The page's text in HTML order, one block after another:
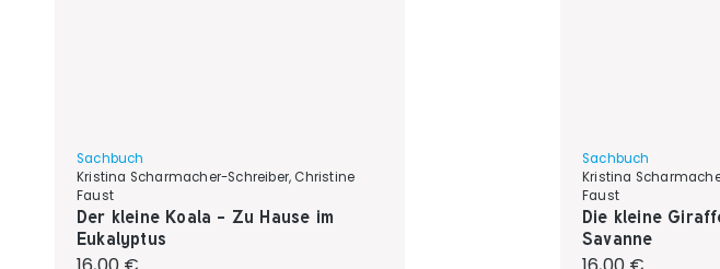
Sachbuch
Kristina Scharmacher-Schreiber, Christine
Faust
Der kleine Koala - Zu Hause im
Eukalyptus
Regulärer Preis:
Sachbuch
Kristina
Faust
Die kleine
Savanne
Regulärer Preis: